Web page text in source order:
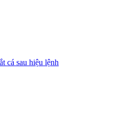
cá sau hiệu lệnh